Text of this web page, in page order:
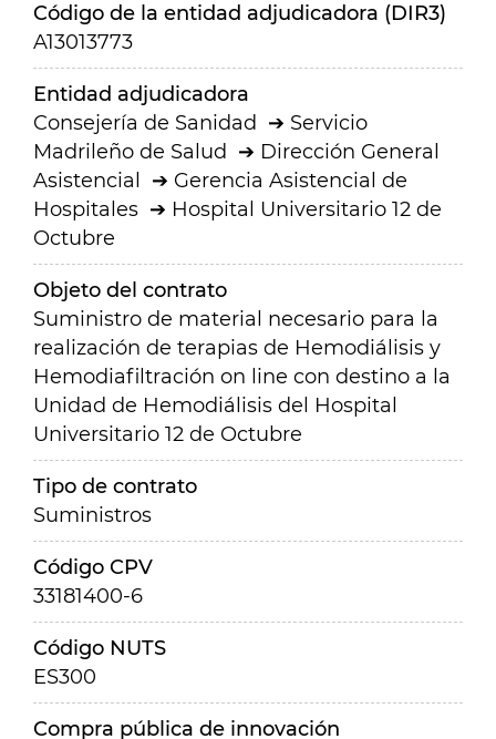
Código de la entidad adjudicadora (DIR3)
A13013773
Entidad adjudicadora
Consejería de Sanidad
Servicio
Madrileño de Salud
Dirección General
Asistencial
Gerencia Asistencial de
Hospitales
Hospital Universitario 12 de
Octubre
Objeto del contrato
Suministro de material necesario para la
realización de terapias de Hemodiálisis y
Hemodiafiltración on line con destino a la
Unidad de Hemodiálisis del Hospital
Universitario 12 de Octubre
Tipo de contrato
Suministros
Código CPV
33181400-6
Código NUTS
ES300
Compra pública de innovación